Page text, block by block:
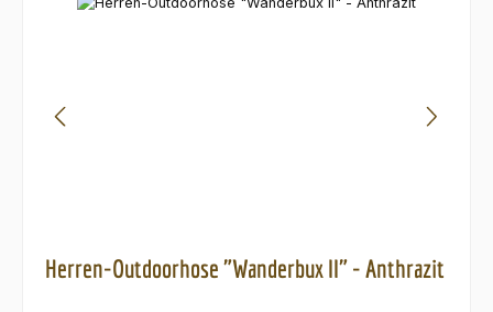
Herren-Outdoorhose "Wanderbux II" - Anthrazit